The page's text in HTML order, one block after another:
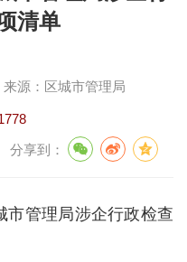
清单
来源： 区城市管理局
分享到：
市管理局涉企行政检查